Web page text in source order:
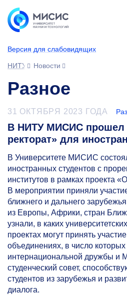
Версия для слабовидящих
НИТУ МИСИС
Новости
Разное
31 ОКТЯБРЯ 2023 ГОДА
В НИТУ МИСИС прошел
ректорат» для
В Университете МИСИС
иностранных студентов с
институтов в рамках проекта
В мероприятии приняли
ближнего и дальнего
из Европы, Африки, стран
узнали, в каких
проектах могут принять
объединениях, в число
интернациональной дружбы и
студенческий совет,
студентов из зарубежья и
диалога.